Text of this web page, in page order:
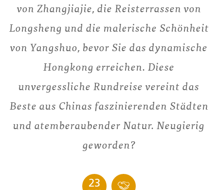
von Zhangjiajie, die Reisterrassen von
Longsheng und die malerische Schönheit
von Yangshuo, bevor Sie das dynamische
Hongkong erreichen. Diese
unvergessliche Rundreise vereint das
Beste aus Chinas faszinierenden Städten
und atemberaubender Natur. Neugierig
geworden?
23